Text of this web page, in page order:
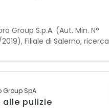
Group S.p.A. (Aut. Min. N°
2019), Filiale di Salerno, ricerca
ADDETTA ALLE PULIZIE
MANSIONE: La
si occuperà delle attività
degli ambienti,
dell'ordine e
spazi assegnati nel rispe
Group SpA
pulizie